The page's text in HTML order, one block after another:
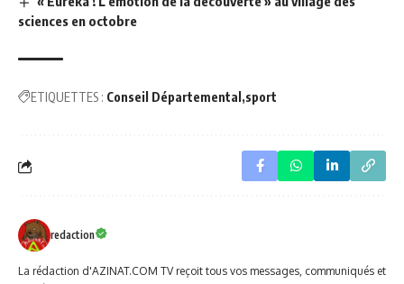
sciences en octobre
ETIQUETTES : Conseil Départemental sport
redaction
La rédaction d'AZINAT.COM TV reçoit tous vos messages, communiqués et